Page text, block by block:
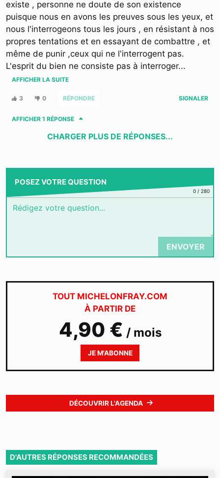
existe , personne ne doute de son existence
puisque nous en avons les preuves sous les yeux, et
nous l'interrogeons tous les jours , en résistant à nos
propres tentations et en essayant de combattre , et
même de punir ,ceux qui ne l'interrogent pas.
L'esprit du bien ne consiste pas à interroger...
AFFICHER LA SUITE
3 0 RÉPONDRE SIGNALER
AFFICHER 1 RÉPONSE
CHARGER PLUS DE RÉPONSES...
POSEZ VOTRE QUESTION
0/ 280
ENVOYER
TOUT MICHELONFRAY.COM
À PARTIR DE
4,90 € / mois
JE M'ABONNE
DÉCOUVRIR L'AGENDA
D'AUTRES RÉPONSES RECOMMANDÉES